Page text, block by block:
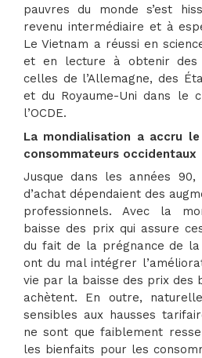
pauvres du monde s’est
revenu intermédiaire et à
Le Vietnam a réussi en
et en lecture à obtenir des
celles de l’Allemagne, des
et du Royaume-Uni dans le
l’OCDE.
La mondialisation a accru
consommateurs occidentaux
Jusque dans les années
d’achat dépendaient des
professionnels. Avec la
baisse des prix qui assure
du fait de la prégnance de
ont du mal intégrer
vie par la baisse des prix des
achètent. En outre,
sensibles aux hausses
ne sont que faiblement
les bienfaits pour les